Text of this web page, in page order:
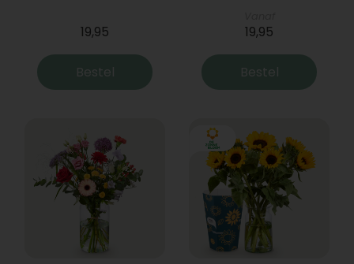
19,95
Bestel
19,95
Bestel